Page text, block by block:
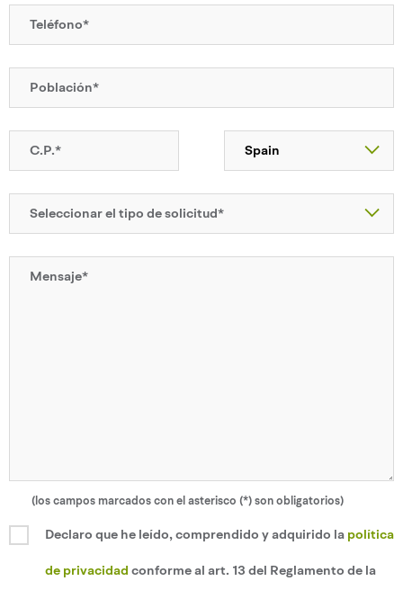
(los campos marcados con el asterisco (*) son obligatorios)
Declaro que he leído, comprendido y adquirido la política
de privacidad conforme al art. 13 del Reglamento de la